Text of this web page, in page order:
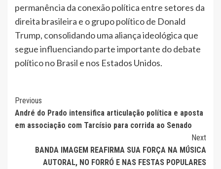
permanência da conexão política entre setores da
direita brasileira e o grupo político de Donald
Trump, consolidando uma aliança ideológica que
segue influenciando parte importante do debate
político no Brasil e nos Estados Unidos.
Continue
Reading
Previous
André do Prado intensifica articulação política e aposta
em associação com Tarcísio para corrida ao Senado
Next
BANDA IMAGEM REAFIRMA SUA FORÇA NA MÚSICA
AUTORAL, NO FORRÓ E NAS FESTAS POPULARES